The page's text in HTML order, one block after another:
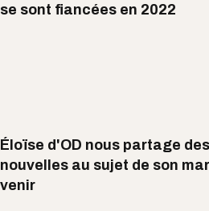
se sont fiancées en 2022
Éloïse d'OD nous partage des
nouvelles au sujet de son
venir